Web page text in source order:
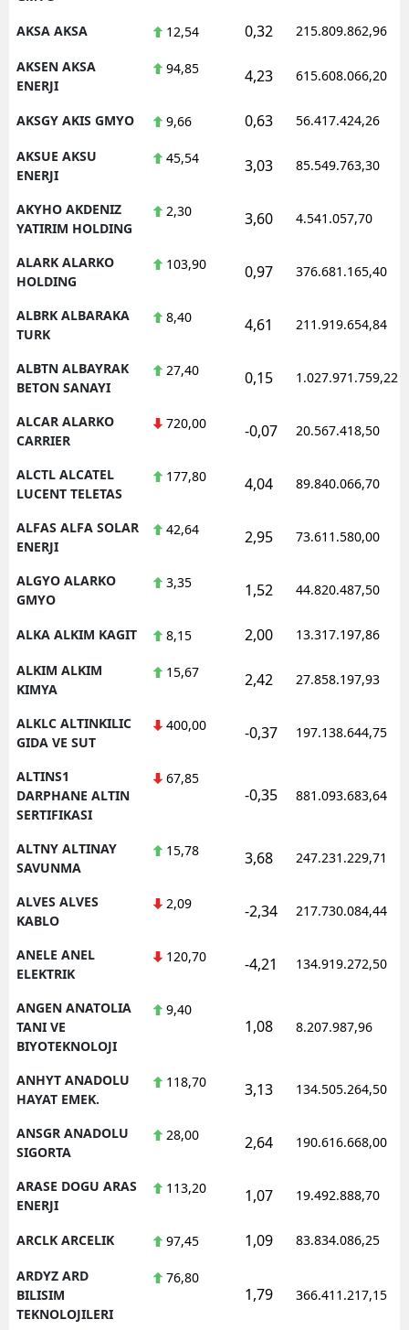
AKSA AKSA 12,54 0,32 215.809.862,96
AKSEN AKSA
ENERJI
94,85 4,23 615.608.066,20
AKSGY AKIS GMYO 9,66 0,63 56.417.424,26
AKSUE AKSU
ENERJI
45,54 3,03 85.549.763,30
AKYHO AKDENIZ
YATIRIM HOLDING
2,30 3,60 4.541.057,70
ALARK ALARKO
HOLDING
103,90 0,97 376.681.165,40
ALBRK ALBARAKA
TURK
8,40 4,61 211.919.654,84
ALBTN ALBAYRAK
BETON SANAYI
27,40 0,15 1.027.971.759,22
ALCAR ALARKO
CARRIER
720,00 -0,07 20.567.418,50
ALCTL ALCATEL
LUCENT TELETAS
177,80 4,04 89.840.066,70
ALFAS ALFA SOLAR
ENERJI
42,64 2,95 73.611.580,00
ALGYO ALARKO
GMYO
3,35 1,52 44.820.487,50
ALKA ALKIM KAGIT 8,15 2,00 13.317.197,86
ALKIM ALKIM
KIMYA
15,67 2,42 27.858.197,93
ALKLC ALTINKILIC
GIDA VE SUT
400,00 -0,37 197.138.644,75
ALTINS1
DARPHANE ALTIN
SERTIFIKASI
67,85
-0,35 881.093.683,64
ALTNY ALTINAY
SAVUNMA
15,78 3,68 247.231.229,71
ALVES ALVES
KABLO
2,09 -2,34 217.730.084,44
ANELE ANEL
ELEKTRIK
120,70 -4,21 134.919.272,50
ANGEN ANATOLIA
TANI VE
BIYOTEKNOLOJI
9,40
1,08 8.207.987,96
ANHYT ANADOLU
HAYAT EMEK.
118,70 3,13 134.505.264,50
ANSGR ANADOLU
SIGORTA
28,00 2,64 190.616.668,00
ARASE DOGU ARAS
ENERJI
113,20 1,07 19.492.888,70
ARCLK ARCELIK 97,45 1,09 83.834.086,25
ARDYZ ARD
BILISIM
TEKNOLOJILERI
76,80
1,79 366.411.217,15